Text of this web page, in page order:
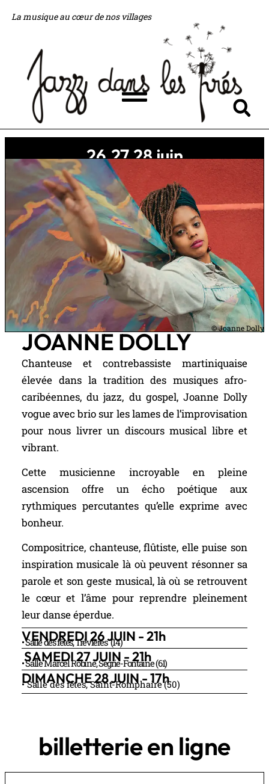
La musique au cœur de nos villages
Flyout
26.27.28 juin
© Joanne Dolly
JOANNE DOLLY
Chanteuse et contrebassiste martiniquaise
élevée dans la tradition des musiques afro-
caribéennes, du jazz, du gospel, Joanne Dolly
vogue avec brio sur les lames de l’improvisation
pour nous livrer un discours musical libre et
vibrant.
Cette musicienne incroyable en pleine
ascension offre un écho poétique aux
rythmiques percutantes qu’elle exprime avec
bonheur.
Compositrice, chanteuse, flûtiste, elle puise son
inspiration musicale là où peuvent résonner sa
parole et son geste musical, là où se retrouvent
le cœur et l’âme pour reprendre pleinement
leur danse éperdue.
VENDREDI 26 JUIN - 21h
• Salle des fêtes, Trévières (14)
SAMEDI 27 JUIN - 21h
• Salle Marcel Robine, Ségrie-Fontaine (61)
DIMANCHE 28 JUIN - 17h
• Salle des fêtes, Saint-Romphaire (50)
billetterie en ligne